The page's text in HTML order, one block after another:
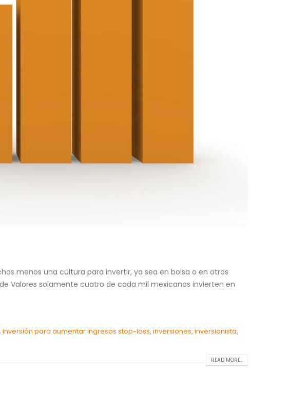
menos una cultura para invertir, ya sea en bolsa o en otros
Valores solamente cuatro de cada mil mexicanos invierten en
, inversión para aumentar ingresos stop-loss, inversiones, inversionista,
READ MORE...